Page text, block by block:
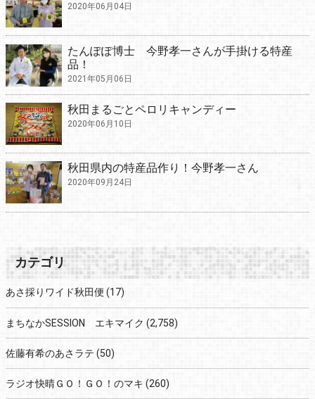
2020年06月04日
たんぽぽ博士 今野孝一さんが手掛ける特産
品！
2021年05月06日
秋田まるごとペロリキャンディー
2020年06月10日
秋田県内の特産品作り！今野孝一さん
2020年09月24日
カテゴリ
あさ採りワイド秋田便 (17)
まちなかSESSION エキマイク (2,758)
佐藤有希のあさラテ (50)
ラジオ快晴ＧＯ！ＧＯ！のマキ (260)